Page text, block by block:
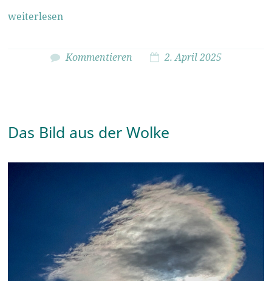
weiterlesen
Kommentieren 2. April 2025
Das Bild aus der Wolke